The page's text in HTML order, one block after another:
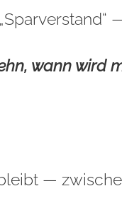
wann wird
—